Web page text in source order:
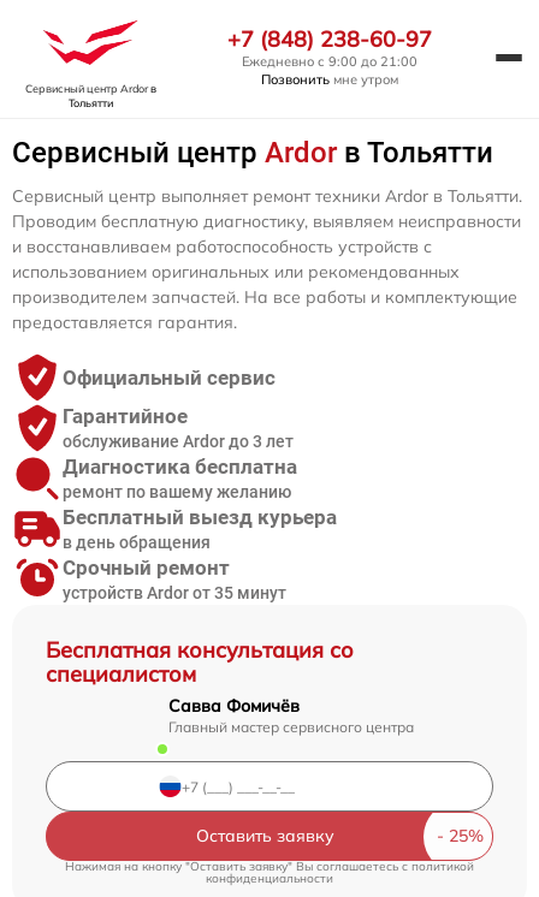
Сервисный центр Ardorв
Тольятти
+7 (848) 238-60-97
Ежедневно с 9:00 до 21:00
Позвонить мне утром
Сервисный центр Ardorв Тольятти
Бесплатная консультация со
специалистом
Савва Фомичёв
Главный мастер сервисного центра
Оставить заявку
Нажимая на кнопку "Оставить заявку" Вы соглашаетесь cполитикой
конфиденциальности
Сервисный центр выполняет ремонт техники Ardor в Тольятти.
Проводим бесплатную диагностику, выявляем неисправности
и восстанавливаем работоспособность устройств с
использованием оригинальных или рекомендованных
производителем запчастей. На все работы и комплектующие
предоставляется гарантия.
Официальный сервис
Гарантийное
обслуживание Ardor до 3 лет
Диагностика бесплатна
ремонт по вашему желанию
Бесплатный выезд курьера
в день обращения
Срочный ремонт
устройств Ardor от 35 минут